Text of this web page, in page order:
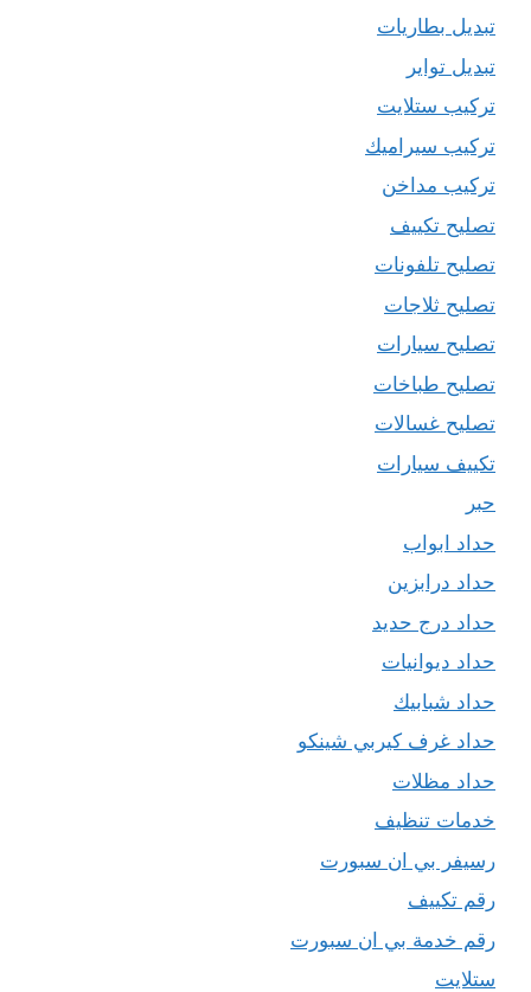
تبديل بطاريات
تبديل تواير
تركيب ستلايت
تركيب سيراميك
تركيب مداخن
تصليح تكييف
تصليح تلفونات
تصليح ثلاجات
تصليح سيارات
تصليح طباخات
تصليح غسالات
تكييف سيارات
حبر
حداد ابواب
حداد درابزين
حداد درج حديد
حداد ديوانيات
حداد شبابيك
حداد غرف كيربي شينكو
حداد مظلات
خدمات تنظيف
رسيفر بي ان سبورت
رقم تكييف
رقم خدمة بي ان سبورت
ستلايت